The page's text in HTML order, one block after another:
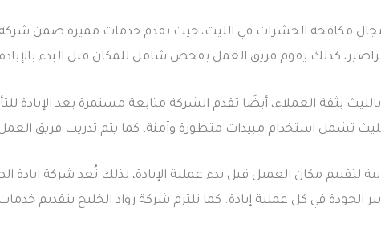
مجال مكافحة الحشرات في الليث، حيث تقدم خدمات مميزة ضمن
كذلك يقوم فريق العمل بفحص شامل للمكان قبل البدء
بثقة العملاء، أيضًا تقدم الشركة متابعة مستمرة بعد الإبادة
تشمل استخدام مبيدات متطورة وآمنة، كما يتم تدريب فريق العمل
مكان العميل قبل بدء عملية الإبادة، لذلك تُعد شركة ابادة
في كل عملية إبادة. كما تلتزم شركة رواد الخليج بتقديم